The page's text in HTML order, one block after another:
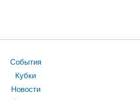
События
Кубки
Новости